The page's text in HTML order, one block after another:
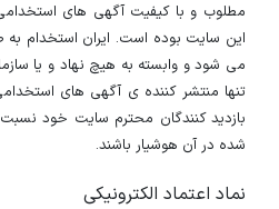
مطلوب و با کیفیت آگهی های
این سایت بوده است. ایران استخدام
می شود و وابسته به هیچ نهاد و یا
تنها منتشر کننده ی آگهی های
بازدید کنندگان محترم سایت خود
شده در آن هوشیار باشند.
نماد اعتماد الکترونیکی